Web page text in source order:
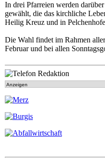
In drei Pfarreien werden
gewählt, die das kirchliche
Heilig Kreuz und in
Die Wahl findet im Rahmen
Februar und bei allen
Anzeigen